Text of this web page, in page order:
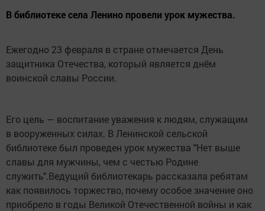
В библиотеке села Ленино провели урок мужества.
Ежегодно 23 февраля в стране отмечается День
защитника Отечества, который является днём
воинской славы России.
Его цель — воспитание уважения к людям, служащим
в вооруженных силах. В Ленинской сельской
библиотеке был проведен урок мужества "Нет выше
славы для мужчины, чем с честью Родине
служить".Ведущий библиотекарь рассказала ребятам
как появилось торжество, почему особое значение оно
приобрело в годы Великой Отечественной войны и как